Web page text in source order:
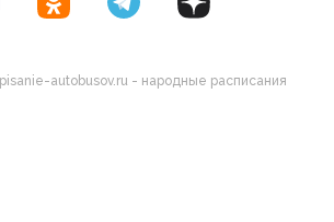
autobusov.ru - народные расписания